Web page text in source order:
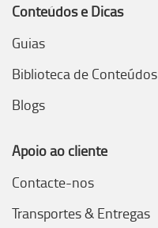
Conteúdos e Dicas
Guias
Biblioteca de Conteúdos
Blogs
Apoio ao cliente
Contacte-nos
Transportes & Entregas